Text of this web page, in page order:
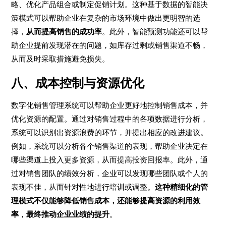
略、优化产品组合或制定促销计划。这种基于数据的智能决
策模式可以帮助企业在复杂的市场环境中做出更明智的选
择， 从而提高销售的成功率。此外，智能预测功能还可以帮
助企业提前发现潜在的问题，如库存过剩或销售渠道不畅，
从而及时采取措施避免损失。
八、成本控制与资源优化
数字化销售管理系统可以帮助企业更好地控制销售成本，并
优化资源的配置。通过对销售过程中的各项数据进行分析，
系统可以识别出资源浪费的环节，并提出相应的改进建议。
例如，系统可以分析各个销售渠道的表现，帮助企业决定在
哪些渠道上投入更多资源，从而提高投资回报率。此外，通
过对销售团队的绩效分析，企业可以发现哪些团队或个人的
表现不佳，从而针对性地进行培训或调整。这种精细化的管
理模式不仅能够降低销售成本，还能够提高资源的利用效
率 ，最终推动企业业绩的提升。